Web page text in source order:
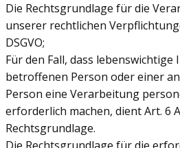
Die Rechtsgrundlage für die
unserer rechtlichen
DSGVO;
Für den Fall, dass lebenswichtige
betroffenen Person oder einer
Person eine Verarbeitung
erforderlich machen, dient Art. 6
Rechtsgrundlage.